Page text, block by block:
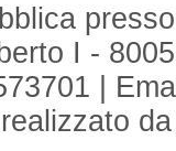
I -
|